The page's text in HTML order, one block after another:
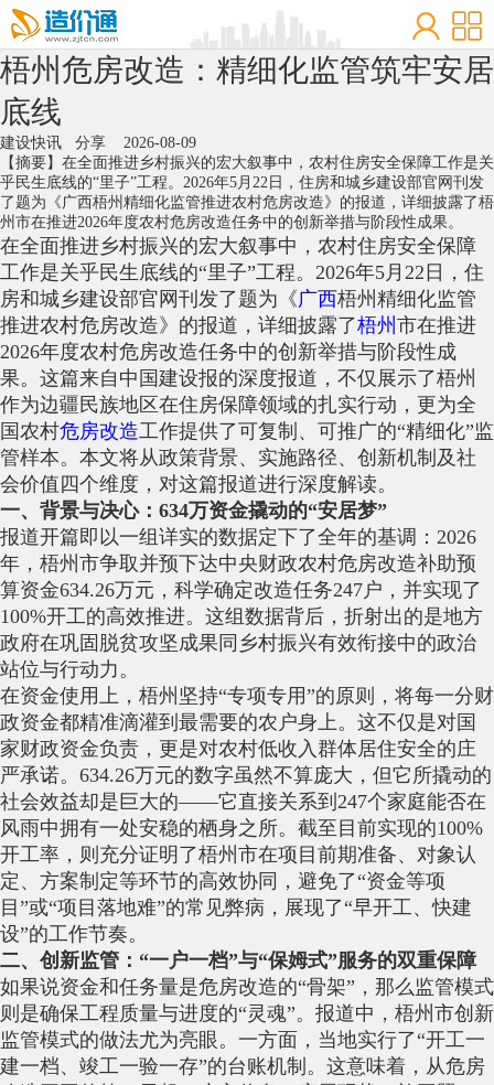
梧州危房改造：精细化监管筑牢安居
底线
建设快讯 分享 2026-08-09
【摘要】在全面推进乡村振兴的宏大叙事中，农村住房安全保障工作是关
乎民生底线的“里子”工程。2026年5月22日，住房和城乡建设部官网刊发
了题为《广西梧州精细化监管推进农村危房改造》的报道，详细披露了梧
州市在推进2026年度农村危房改造任务中的创新举措与阶段性成果。
在全面推进乡村振兴的宏大叙事中，农村住房安全保障
工作是关乎民生底线的“里子”工程。2026年5月22日，住
房和城乡建设部官网刊发了题为《广西梧州精细化监管
推进农村危房改造》的报道，详细披露了梧州 市在推进
2026年度农村危房改造任务中的创新举措与阶段性成
果。这篇来自中国建设报的深度报道，不仅展示了梧州
作为边疆民族地区在住房保障领域的扎实行动，更为全
国农村危房改造工作提供了可复制、可推广的“精细化”监
管样本。本文将从政策背景、实施路径、创新机制及社
会价值四个维度，对这篇报道进行深度解读。
一、背景与决心：634万资金撬动的“安居梦”
报道开篇即以一组详实的数据定下了全年的基调：2026
年，梧州市争取并预下达中央财政农村危房改造补助预
算资金634.26万元，科学确定改造任务247户，并实现了
100%开工的高效推进。这组数据背后，折射出的是地方
政府在巩固脱贫攻坚成果同乡村振兴有效衔接中的政治
站位与行动力。
在资金使用上，梧州坚持“专项专用”的原则，将每一分财
政资金都精准滴灌到最需要的农户身上。这不仅是对国
家财政资金负责，更是对农村低收入群体居住安全的庄
严承诺。634.26万元的数字虽然不算庞大，但它所撬动的
社会效益却是巨大的——它直接关系到247个家庭能否在
风雨中拥有一处安稳的栖身之所。截至目前实现的100%
开工率，则充分证明了梧州市在项目前期准备、对象认
定、方案制定等环节的高效协同，避免了“资金等项
目”或“项目落地难”的常见弊病，展现了“早开工、快建
设”的工作节奏。
二、创新监管：“一户一档”与“保姆式”服务的双重保障
如果说资金和任务量是危房改造的“骨架”，那么监管模式
则是确保工程质量与进度的“灵魂”。报道中，梧州市创新
监管模式的做法尤为亮眼。一方面，当地实行了“开工一
建一档、竣工一验一存”的台账机制。这意味着，从危房